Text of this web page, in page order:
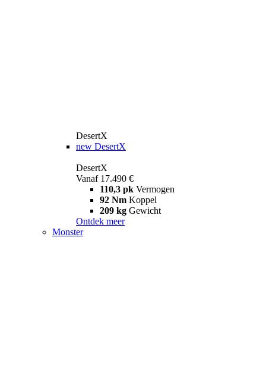
DesertX
new DesertX
DesertX
Vanaf 17.490 €
110,3 pk Vermogen
92 Nm Koppel
209 kg Gewicht
Ontdek meer
Monster